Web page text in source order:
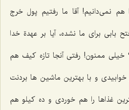
هم نمی‌دانیم! آقا ما رفتیم پول خرج
بابی برای ما نشده، آیا بر عهدة خدا
ممنون! رفتی آنجا تازه کیف هم
و با بهترین ماشین ها بردنت
غذاها را هم خوردی و ده کیلو هم